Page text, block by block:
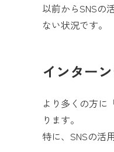
以前からSNSの
ない状況です。​
インター
より多くの方に
ります。
特に、SNSの活